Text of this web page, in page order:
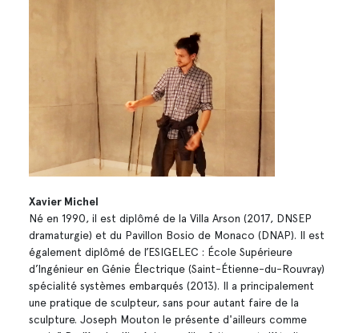
Xavier Michel
Né en 1990, il est diplômé de la Villa Arson (2017, DNSEP
dramaturgie) et du Pavillon Bosio de Monaco (DNAP). Il est
également diplômé de l’ESIGELEC : École Supérieure
d’Ingénieur en Génie Électrique (Saint-Étienne-du-Rouvray)
spécialité systèmes embarqués (2013). Il a principalement
une pratique de sculpteur, sans pour autant faire de la
sculpture. Joseph Mouton le présente d'ailleurs comme